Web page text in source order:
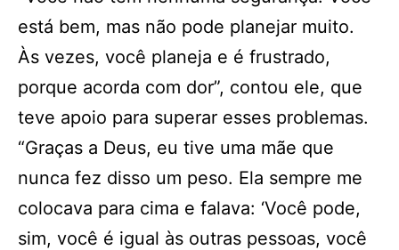
está bem, mas não pode planejar muito.
Às vezes, você planeja e é frustrado,
porque acorda com dor”, contou ele, que
teve apoio para superar esses problemas.
“Graças a Deus, eu tive uma mãe que
nunca fez disso um peso. Ela sempre me
colocava para cima e falava: ‘Você pode,
sim, você é igual às outras pessoas, você